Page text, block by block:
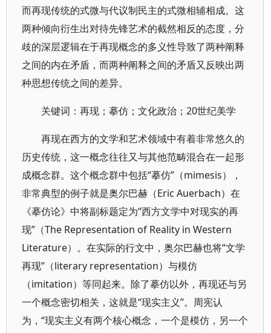
而再现传统的式微与代议制民主的式微相辅相成。这
两种倾向衍生出对待先锋艺术的截然相反的态度，分
歧的深层逻辑在于再现概念的多义性导致了两种阐释
之间的内在矛盾，而两种阐释之间的矛盾又反映出两
种思想传统之间的差异。
关键词：再现；摹仿；文化政治；20世纪美学
再现在西方的文学和艺术领域中有着非常悠久的
历史传统，这一概念往往又与其他范畴混合在一起形
成概念群。这个概念群中包括“摹仿”（mimesis），
非常典型的例子就是奥尔巴赫（Eric Auerbach）在
《摹仿论》中将副标题定为“西方文学中对现实的再
现”（The Representation of Reality in Western
Literature）。在实际的行文中，奥尔巴赫也将“文学
再现”（literary representation）与模仿
（imitation）等同起来。除了摹仿以外，再现还与另
一个概念密切相关，这就是“现实主义”。周宪认
为，“现实主义有两个核心概念，一个是模仿，另一个